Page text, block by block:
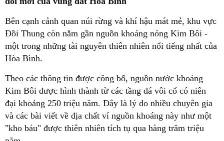
Bên cạnh cảnh quan núi rừng và khí hậu mát mẻ, khu vực
Đồi Thung còn nằm gần nguồn khoáng nóng Kim Bôi -
một trong những tài nguyên thiên nhiên nổi tiếng nhất của
Hòa Bình.
Theo các thông tin được công bố, nguồn nước khoáng
Kim Bôi được hình thành từ các tầng đá vôi cổ có niên
đại khoảng 250 triệu năm. Đây là lý do nhiều chuyên gia
và các bài viết về địa chất ví nguồn khoáng này như một
"kho báu" được thiên nhiên tích tụ qua hàng trăm triệu